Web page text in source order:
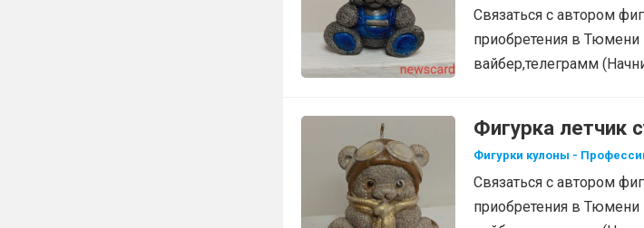
Связаться с автором
приобретения в
вайбер,телеграмм
Фигурка летчик
Фигурки кулоны -
Связаться с автором
приобретения в